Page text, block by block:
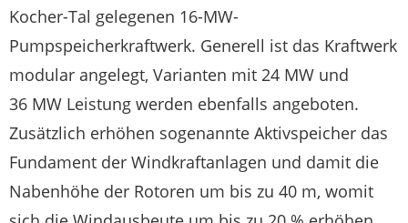
Kocher-Tal gelegenen 16-MW-
Pumpspeicherkraftwerk. Generell ist das Kraftwerk
modular angelegt, Varianten mit 24 MW und
36 MW Leistung werden ebenfalls angeboten.
Zusätzlich erhöhen sogenannte Aktivspeicher das
Fundament der Windkraftanlagen und damit die
Nabenhöhe der Rotoren um bis zu 40 m, womit